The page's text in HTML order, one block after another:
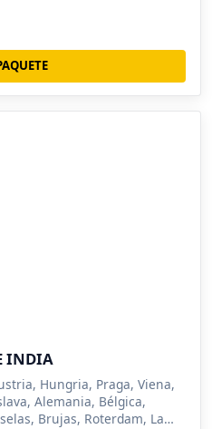
INDIA
Hungria, Praga, Viena,
Alemania, Bélgica,
Brujas, Roterdam, La